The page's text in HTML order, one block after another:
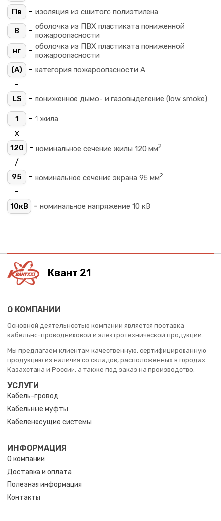
Пв
- изоляция из сшитого полиэтилена
В - оболочка из ПВХ пластиката пониженной
пожароопасности
нг
- оболочка из ПВХ пластиката пониженной
пожароопасности
(A)
- категория пожароопасности A
-
LS - пониженное дымо- и газовыделение (low smoke)
1 - 1 жила
х
120 - номинальное сечение жилы 120 мм2
/
95 - номинальное сечение экрана 95 мм2
-
10кВ - номинальное напряжение 10 кВ
Квант 21
О КОМПАНИИ
Основной деятельностью компании является поставка
кабельно-проводниковой и электротехнической продукции.
Мы предлагаем клиентам качественную, сертифицированную
продукцию из наличия со складов, расположенных в городах
Казахстана и России, а также под заказ на производство.
УСЛУГИ
Кабель-провод
Кабельные муфты
Кабеленесущие системы
ИНФОРМАЦИЯ
О компании
Доставка и оплата
Полезная информация
Контакты